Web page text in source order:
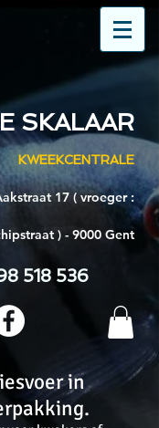
SKALAAR
KWEEKCENTRALE
17 ( vroeger :
) - 9000 Gent
518 536
in